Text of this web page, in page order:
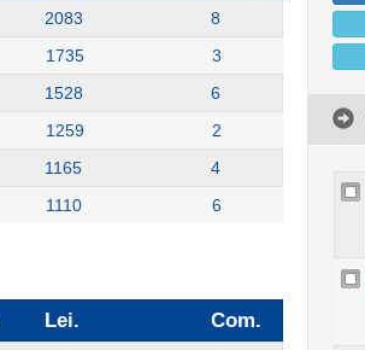
2083
8
1735
3
1528
6
1259
2
1165
4
1110 6
Lei. Com.